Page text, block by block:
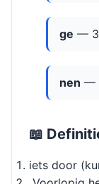
ge —
nen —
📖
iets door